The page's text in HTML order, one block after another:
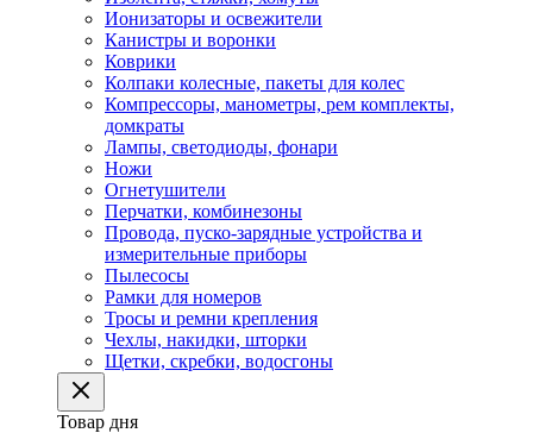
Ионизаторы и освежители
Канистры и воронки
Коврики
Колпаки колесные, пакеты для колес
Компрессоры, манометры, рем комплекты,
домкраты
Лампы, светодиоды, фонари
Ножи
Огнетушители
Перчатки, комбинезоны
Провода, пуско-зарядные устройства и
измерительные приборы
Пылесосы
Рамки для номеров
Тросы и ремни крепления
Чехлы, накидки, шторки
Щетки, скребки, водосгоны
Товар дня